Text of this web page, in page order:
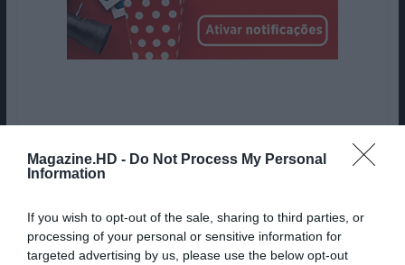
Magazine.HD - Do Not Process My Personal
Information
If you wish to opt-out of the sale, sharing to third parties, or
processing of your personal or sensitive information for
targeted advertising by us, please use the below opt-out
Ana Inês Carvalho
Licenciada em História de Arte
pela Universidade de Coimbra.
Redatora na MHD desde de